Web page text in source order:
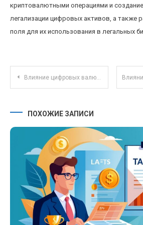
криптовалютными операциями и
легализации цифровых активов, а также
поля для их использования в легальных
Навигация по
Влияние цифровых валют на налоговое законодательство: новые вызовы для правительства
ПОХОЖИЕ ЗАПИСИ